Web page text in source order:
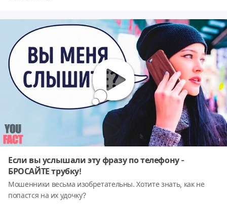
Если вы услышали эту фразу по телефону -
БРОСАЙТЕ трубку!
Мошенники весьма изобретательны. Хотите знать, как не
попастся на их удочку?